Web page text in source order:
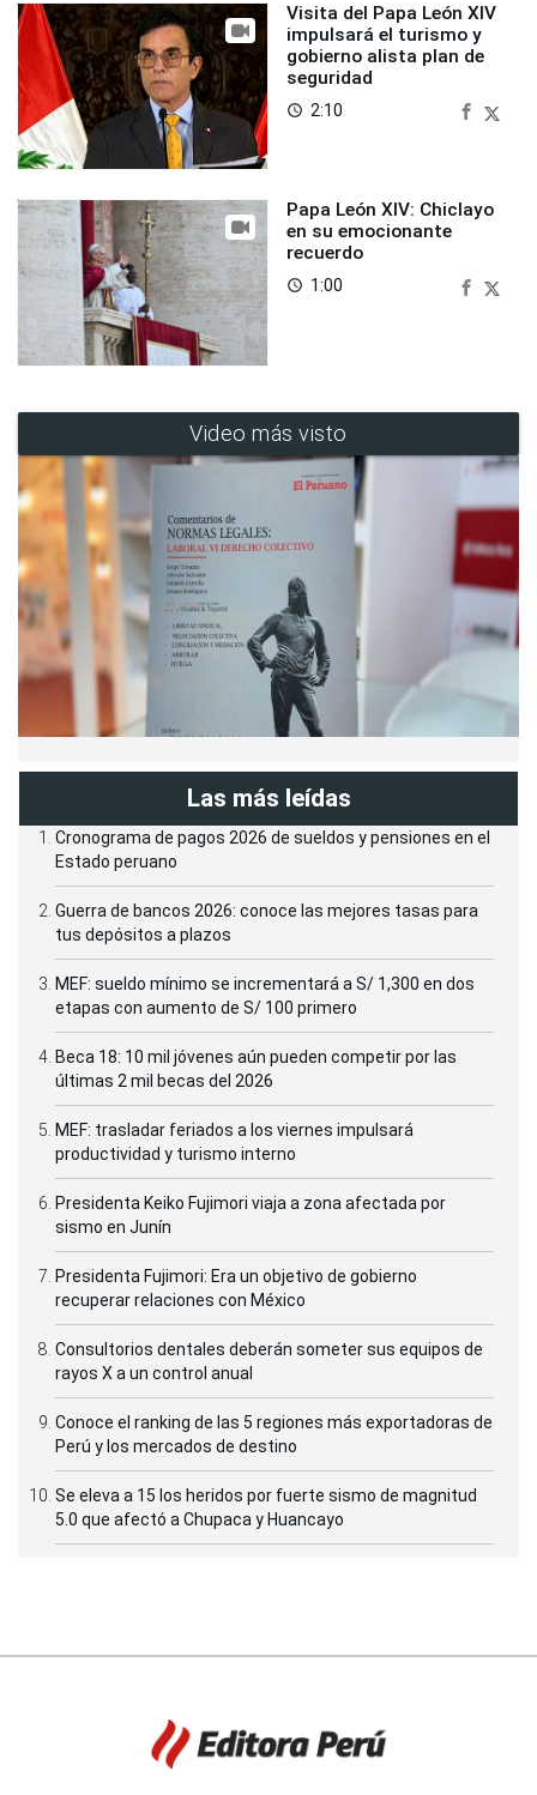
Visita del Papa León XIV
impulsará el turismo y
gobierno alista plan de
seguridad
access_time 2:10
Papa León XIV: Chiclayo
en su emocionante
recuerdo
access_time 1:00
Video más visto
Las más leídas
Cronograma de pagos 2026 de sueldos y pensiones en el
Estado peruano
Guerra de bancos 2026: conoce las mejores tasas para
tus depósitos a plazos
MEF: sueldo mínimo se incrementará a S/ 1,300 en dos
etapas con aumento de S/ 100 primero
Beca 18: 10 mil jóvenes aún pueden competir por las
últimas 2 mil becas del 2026
MEF: trasladar feriados a los viernes impulsará
productividad y turismo interno
Presidenta Keiko Fujimori viaja a zona afectada por
sismo en Junín
Presidenta Fujimori: Era un objetivo de gobierno
recuperar relaciones con México
Consultorios dentales deberán someter sus equipos de
rayos X a un control anual
Conoce el ranking de las 5 regiones más exportadoras de
Perú y los mercados de destino
Se eleva a 15 los heridos por fuerte sismo de magnitud
5.0 que afectó a Chupaca y Huancayo